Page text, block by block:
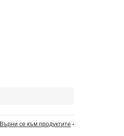
Върни се към продуктите